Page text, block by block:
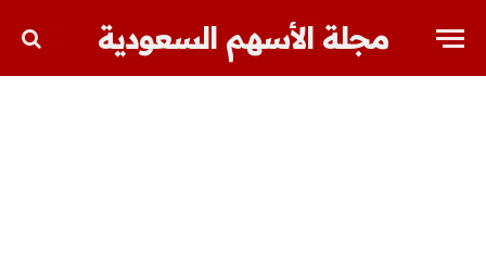
مجلة الأسهم السعودية